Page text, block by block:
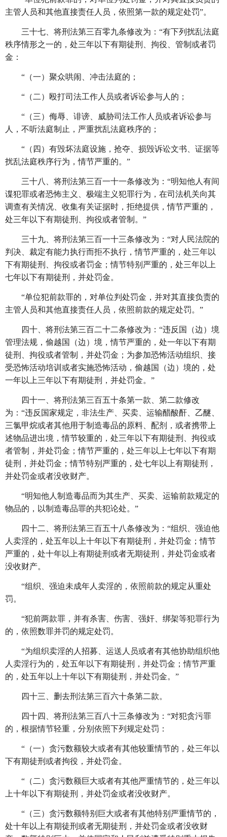
主管人员和其他直接责任人员，依照第一款的规定处罚”。
三十七、将刑法第三百零九条修改为： “有下列扰乱法庭
秩序情形之一的，处三年以下有期徒刑、拘役、管制或者罚
金：
“（一）聚众哄闹、冲击法庭的；
“（二）殴打司法工作人员或者诉讼参与人的；
“（三）侮辱、诽谤、威胁司法工作人员或者诉讼参与
人，不听法庭制止，严重扰乱法庭秩序的；
“（四）有毁坏法庭设施，抢夺、损毁诉讼文书、证据等
扰乱法庭秩序行为，情节严重的。”
三十八、将刑法第三百一十一条修改为： “明知他人有间
谍犯罪或者恐怖主义、极端主义犯罪行为，在司法机关向其
调查有关情况、收集有关证据时，拒绝提供，情节严重的，
处三年以下有期徒刑、拘役或者管制。”
三十九、将刑法第三百一十三条修改为： “对人民法院的
判决、裁定有能力执行而拒不执行，情节严重的，处三年以
下有期徒刑、拘役或者罚金；情节特别严重的，处三年以上
七年以下有期徒刑，并处罚金。
“单位犯前款罪的，对单位判处罚金，并对其直接负责的
主管人员和其他直接责任人员，依照前款的规定处罚。”
四十、将刑法第三百二十二条修改为： “违反国（边）境
管理法规，偷越国（边）境，情节严重的，处一年以下有期
徒刑、拘役或者管制，并处罚金；为参加恐怖活动组织、接
受恐怖活动培训或者实施恐怖活动，偷越国（边）境的，处
一年以上三年以下有期徒刑，并处罚金。”
四十一、将刑法第三百五十条第一款、第二款修改
为： “违反国家规定，非法生产、买卖、运输醋酸酐、乙醚、
三氯甲烷或者其他用于制造毒品的原料、配剂，或者携带上
述物品进出境，情节较重的，处三年以下有期徒刑、拘役或
者管制，并处罚金；情节严重的，处三年以上七年以下有期
徒刑，并处罚金；情节特别严重的，处七年以上有期徒刑，
并处罚金或者没收财产。
“明知他人制造毒品而为其生产、买卖、运输前款规定的
物品的，以制造毒品罪的共犯论处。”
四十二、将刑法第三百五十八条修改为： “组织、强迫他
人卖淫的，处五年以上十年以下有期徒刑，并处罚金；情节
严重的，处十年以上有期徒刑或者无期徒刑，并处罚金或者
没收财产。
“组织、强迫未成年人卖淫的，依照前款的规定从重处
罚。
“犯前两款罪，并有杀害、伤害、强奸、绑架等犯罪行为
的，依照数罪并罚的规定处罚。
“为组织卖淫的人招募、运送人员或者有其他协助组织他
人卖淫行为的，处五年以下有期徒刑，并处罚金；情节严重
的，处五年以上十年以下有期徒刑，并处罚金。”
四十三、删去刑法第三百六十条第二款。
四十四、将刑法第三百八十三条修改为： “对犯贪污罪
的，根据情节轻重，分别依照下列规定处罚：
“（一）贪污数额较大或者有其他较重情节的，处三年以
下有期徒刑或者拘役，并处罚金。
“（二）贪污数额巨大或者有其他严重情节的，处三年以
上十年以下有期徒刑，并处罚金或者没收财产。
“（三）贪污数额特别巨大或者有其他特别严重情节的，
处十年以上有期徒刑或者无期徒刑，并处罚金或者没收财